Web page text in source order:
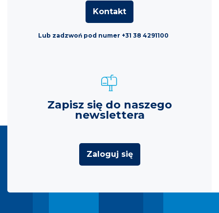
Kontakt
Lub zadzwoń pod numer +31 38 4291100
Zapisz się do naszego
newslettera
Zaloguj się